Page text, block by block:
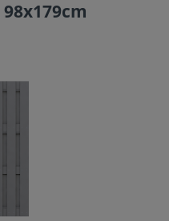
98x179cm